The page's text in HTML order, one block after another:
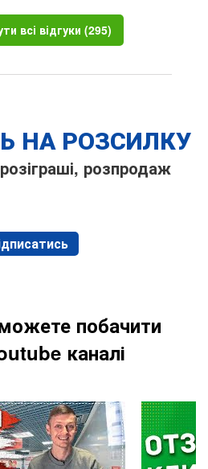
всі відгуки (295)
НА РОЗСИЛКУ
розпродаж
побачити
каналі